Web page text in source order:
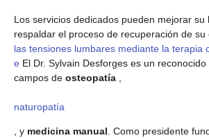
Los servicios dedicados pueden mejorar su
respaldar el proceso de recuperación de su
las tensiones lumbares mediante la terapia
e El Dr. Sylvain Desforges es un
campos de osteopatía
naturopatía
, y medicina manual . Como presidente